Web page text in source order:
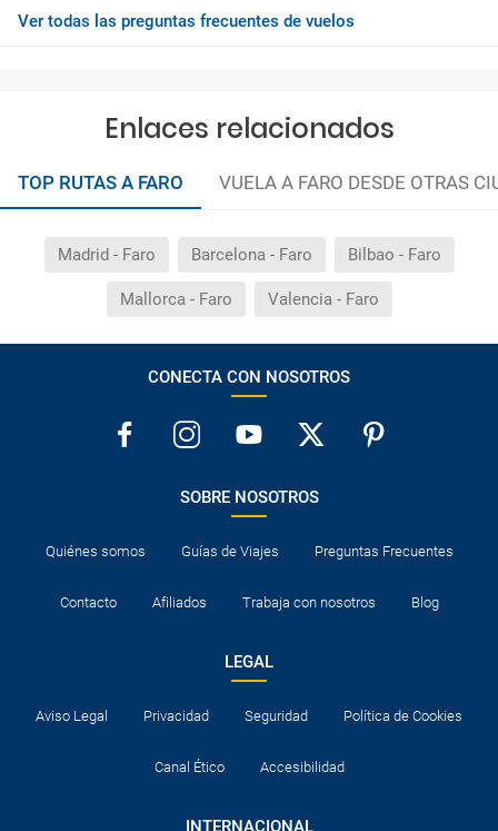
Ver todas las preguntas frecuentes de vuelos
Enlaces relacionados
TOP RUTAS A FARO VUELA A FARO DESDE OTRAS
Madrid - Faro Barcelona - Faro Bilbao - Faro
Mallorca - Faro Valencia - Faro
CONECTA CON NOSOTROS
SOBRE NOSOTROS
Quiénes somos Guías de Viajes Preguntas Frecuentes
Contacto Afiliados Trabaja con nosotros Blog
LEGAL
Aviso Legal Privacidad Seguridad Política de Cookies
Canal Ético Accesibilidad